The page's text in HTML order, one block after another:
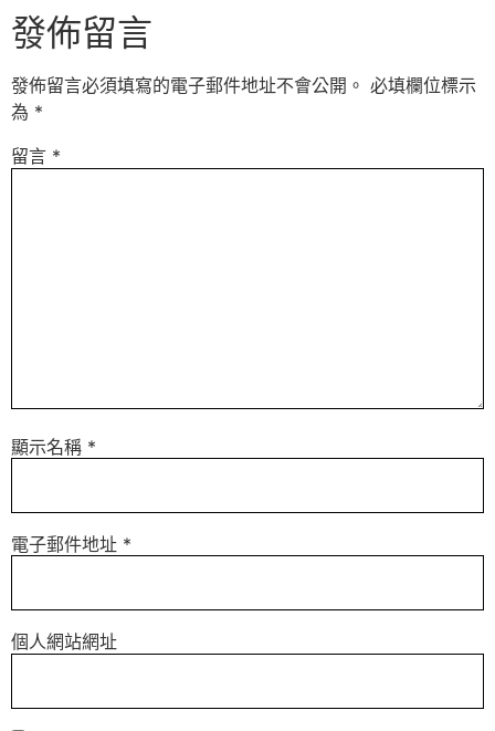
發佈留言
發佈留言必須填寫的電子郵件地址不會公開。 必填欄位標示
為 *
留言 *
顯示名稱 *
電子郵件地址 *
個人網站網址